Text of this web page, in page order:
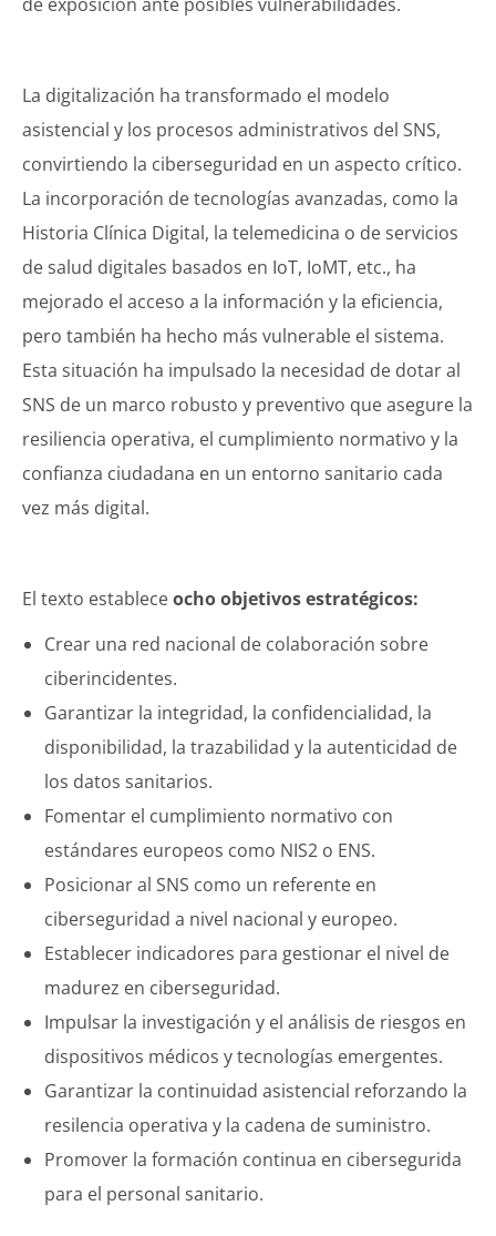
La digitalización ha transformado el modelo
asistencial y los procesos administrativos del SNS,
convirtiendo la ciberseguridad en un aspecto crítico.
La incorporación de tecnologías avanzadas, como la
Historia Clínica Digital, la telemedicina o de servicios
de salud digitales basados en IoT, IoMT, etc., ha
mejorado el acceso a la información y la eficiencia,
pero también ha hecho más vulnerable el sistema.
Esta situación ha impulsado la necesidad de dotar al
SNS de un marco robusto y preventivo que asegure la
resiliencia operativa, el cumplimiento normativo y la
confianza ciudadana en un entorno sanitario cada
vez más digital.
El texto estableceocho objetivos estratégicos:
Crear una red nacional de colaboración sobre
ciberincidentes.
Garantizar la integridad, la confidencialidad, la
disponibilidad, la trazabilidad y la autenticidad de
los datos sanitarios.
Fomentar el cumplimiento normativo con
estándares europeos como NIS2 o ENS.
Posicionar al SNS como un referente en
ciberseguridad a nivel nacional y europeo.
Establecer indicadores para gestionar el nivel de
madurez en ciberseguridad.
Impulsar la investigación y el análisis de riesgos en
dispositivos médicos y tecnologías emergentes.
Garantizar la continuidad asistencial reforzando la
resilencia operativa y la cadena de suministro.
Promover la formación continua en cibersegurida
para el personal sanitario.